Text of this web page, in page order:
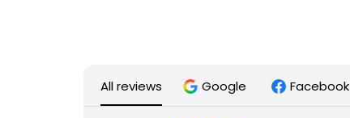
All reviews Google Facebook